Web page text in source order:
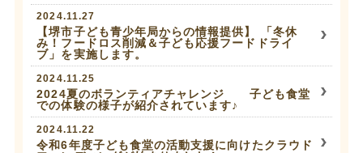
2024.11.27
【堺市子ども青少年局からの情報提供】 「冬休
み！フードロス削減＆子ども応援フードドライ
ブ」を実施します。
2024.11.25
2024夏のボランティアチャレンジ 子ども食堂
での体験の様子が紹介されています♪
2024.11.22
令和6年度子ども食堂の活動支援に向けたクラウド